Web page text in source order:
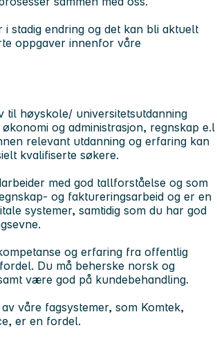
i stadig endring og det kan bli aktuelt
oppgaver innenfor våre
til høyskole/ universitetsutdanning
og administrasjon, regnskap e.l
relevant utdanning og erfaring kan
kvalifiserte søkere.
med god tallforståelse og som
og faktureringsarbeid og er en
systemer, samtidig som du har god
og erfaring fra offentlig
Du må beherske norsk og
være god på kundebehandling.
våre fagsystemer, som Komtek,
er en fordel.